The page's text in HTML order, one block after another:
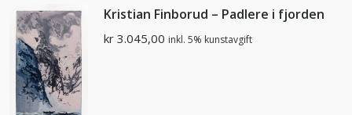
Kristian Finborud – Padlere i fjorden
kr 3.045,00 inkl. 5% kunstavgift